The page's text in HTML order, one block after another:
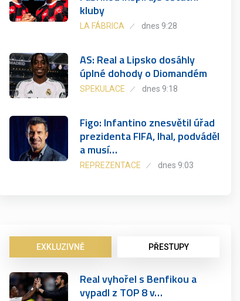
kluby
LA FÁBRICA dnes 9:28
AS: Real a Lipsko dosáhly
úplné dohody o Diomandém
SPEKULACE dnes 9:18
Figo: Infantino znesvětil úřad
prezidenta FIFA, lhal, podváděl
a musí…
REPREZENTACE dnes 9:03
EXKLUZIVNĚ PŘESTUPY
Real vyhořel s Benfikou a
vypadl z TOP 8 v…